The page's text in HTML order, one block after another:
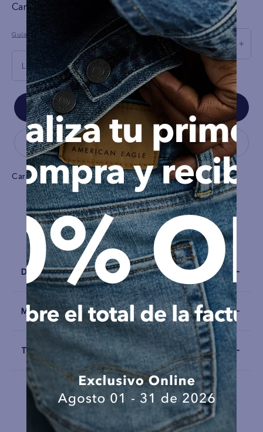
Cargando el resumen…
Guía de tallas
L
＋
－
Características
Tela Costilla
Detalles
Materiales y Cuidado
Talla y Fit
COMPLEMENTA TU LOOK